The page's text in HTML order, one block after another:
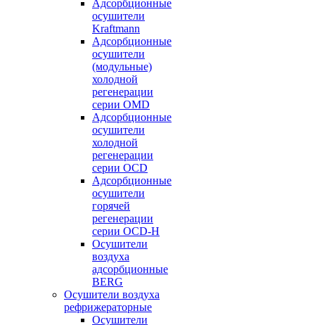
Адсорбционные
осушители
Kraftmann
Адсорбционные
осушители
(модульные)
холодной
регенерации
серии OMD
Адсорбционные
осушители
холодной
регенерации
серии OCD
Адсорбционные
осушители
горячей
регенерации
серии OСD-H
Осушители
воздуха
адсорбционные
BERG
Осушители воздуха
рефрижераторные
Осушители